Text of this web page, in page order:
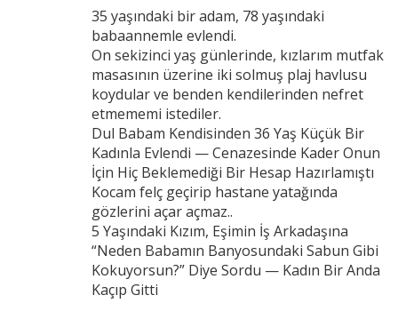
35 yaşındaki bir adam, 78 yaşındaki
babaannemle evlendi.
On sekizinci yaş günlerinde, kızlarım mutfak
masasının üzerine iki solmuş plaj havlusu
koydular ve benden kendilerinden nefret
etmememi istediler.
Dul Babam Kendisinden 36 Yaş Küçük Bir
Kadınla Evlendi — Cenazesinde Kader Onun
İçin Hiç Beklemediği Bir Hesap Hazırlamıştı
Kocam felç geçirip hastane yatağında
gözlerini açar açmaz..
5 Yaşındaki Kızım, Eşimin İş Arkadaşına
“Neden Babamın Banyosundaki Sabun Gibi
Kokuyorsun?” Diye Sordu — Kadın Bir Anda
Kaçıp Gitti